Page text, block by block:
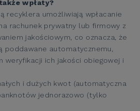
wpłaty?
recyklera umożliwiają wpłacanie
rachunek prywatny lub firmowy z
jakościowym, co oznacza, że
poddawane automatycznemu,
weryfikacji ich jakości obiegowej i
i dużych kwot (automatyczna
jednorazowo (tylko